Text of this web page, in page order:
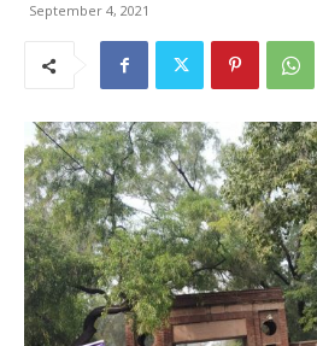
September 4, 2021